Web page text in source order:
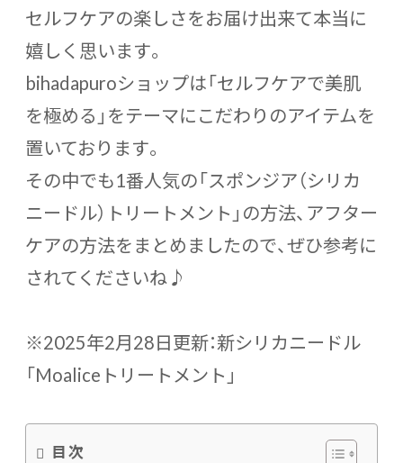
セルフケアの楽しさをお届け出来て本当に
嬉しく思います。
bihadapuroショップは「セルフケアで美肌
を極める」をテーマにこだわりのアイテムを
置いております。
その中でも1番人気の「スポンジア（シリカ
ニードル）トリートメント」の方法、アフター
ケアの方法をまとめましたので、ぜひ参考に
されてくださいね♪
※2025年2月28日更新：新シリカニードル
「Moaliceトリートメント」
目次